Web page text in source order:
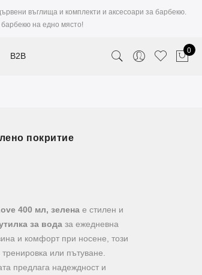
въглища и комплекти и аксесоари за барбекю.
на едно място!
B2B
0
покритие
400 мл, зелена е стилен и
за вода за ежедневна
и комфорт при носене, този
или пътуване.
предлага надеждност и